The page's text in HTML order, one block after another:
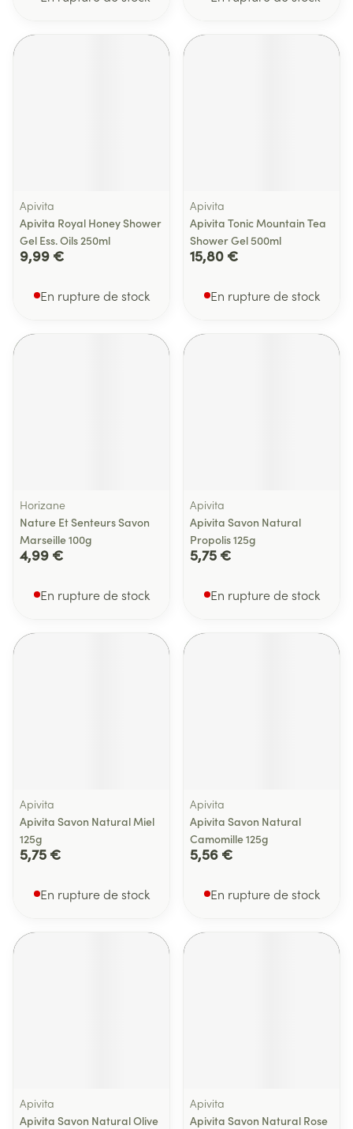
Apivita
Apivita Royal Honey Shower
Gel Ess. Oils 250ml
9,99 €
En rupture de stock
Apivita
Apivita Tonic Mountain Tea
Shower Gel 500ml
15,80 €
En rupture de stock
Horizane
Nature Et Senteurs Savon
Marseille 100g
4,99 €
En rupture de stock
Apivita
Apivita Savon Natural
Propolis 125g
5,75 €
En rupture de stock
Apivita
Apivita Savon Natural Miel
125g
5,75 €
En rupture de stock
Apivita
Apivita Savon Natural
Camomille 125g
5,56 €
En rupture de stock
Apivita
Apivita Savon Natural Olive
Apivita
Apivita Savon Natural Rose